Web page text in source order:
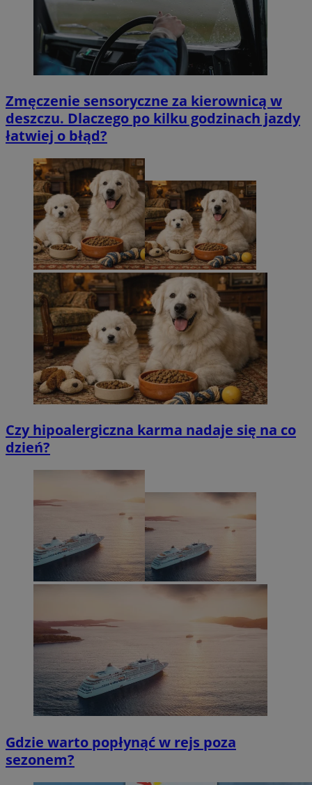
Zmęczenie sensoryczne za kierownicą w
deszczu. Dlaczego po kilku godzinach jazdy
łatwiej o błąd?
Czy hipoalergiczna karma nadaje się na co
dzień?
Gdzie warto popłynąć w rejs poza
sezonem?